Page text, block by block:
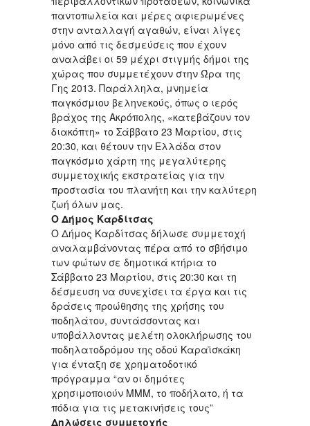
παντοπωλεία και μέρες αφιερωμένες
στην ανταλλαγή αγαθών, είναι λίγες
μόνο από τις δεσμεύσεις που έχουν
αναλάβει οι 59 μέχρι στιγμής δήμοι της
χώρας που συμμετέχουν στην Ώρα της
Γης 2013. Παράλληλα, μνημεία
παγκόσμιου βεληνεκούς, όπως ο ιερός
βράχος της Ακρόπολης, «κατεβάζουν τον
διακόπτη» το Σάββατο 23 Μαρτίου, στις
20:30, και θέτουν την Ελλάδα στον
παγκόσμιο χάρτη της μεγαλύτερης
συμμετοχικής εκστρατείας για την
προστασία του πλανήτη και την καλύτερη
ζωή όλων μας.
Ο Δήμος Καρδίτσας
Ο Δήμος Καρδίτσας δήλωσε συμμετοχή
αναλαμβάνοντας πέρα από το σβήσιμο
των φώτων σε δημοτικά κτήρια το
Σάββατο 23 Μαρτίου, στις 20:30 και τη
δέσμευση να συνεχίσει τα έργα και τις
δράσεις προώθησης της χρήσης του
ποδηλάτου, συντάσσοντας και
υποβάλλοντας μελέτη ολοκλήρωσης του
ποδηλατοδρόμου της οδού Καραϊσκάκη
για ένταξη σε χρηματοδοτικό
πρόγραμμα “αν οι δημότες
χρησιμοποιούν ΜΜΜ, το ποδήλατο, ή τα
πόδια για τις μετακινήσεις τους”
Δηλώσεις συμμετοχής